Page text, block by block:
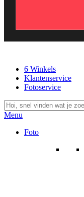
6 Winkels
Klantenservice
Fotoservice
Menu
Foto